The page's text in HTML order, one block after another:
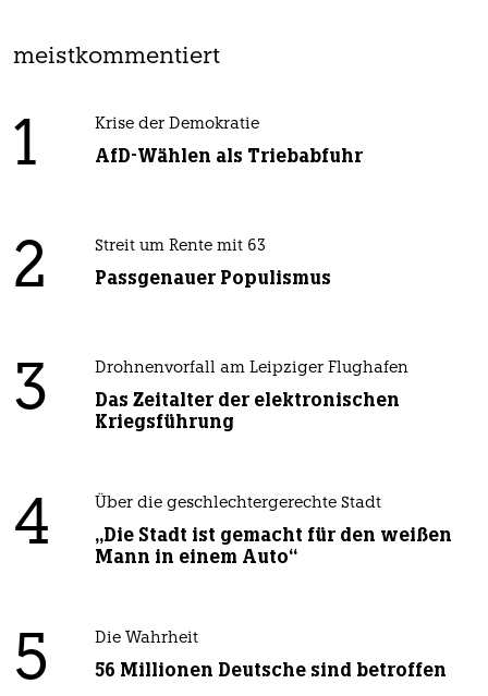
meistkommentiert
1 Krise der Demokratie
AfD-Wählen als Triebabfuhr
2 Streit um Rente mit 63
Passgenauer Populismus
3 Drohnenvorfall am Leipziger Flughafen
Das Zeitalter der elektronischen
Kriegsführung
4 Über die geschlechtergerechte Stadt
„Die Stadt ist gemacht für den weißen
Mann in einem Auto“
5 Die Wahrheit
56 Millionen Deutsche sind betroffen